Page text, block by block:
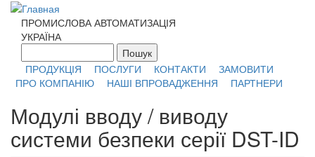
Перейти к основному содержанию
ПРОМИСЛОВА АВТОМАТИЗАЦІЯ
УКРАЇНА
Форма поиска
ПРОДУКЦІЯ
ПОСЛУГИ КОНТАКТИ
ЗАМОВИТИ
ПРО КОМПАНІЮ
НАШІ ВПРОВАДЖЕННЯ ПАРТНЕРИ
Модулі вводу / виводу
системи безпеки серії DST-ID